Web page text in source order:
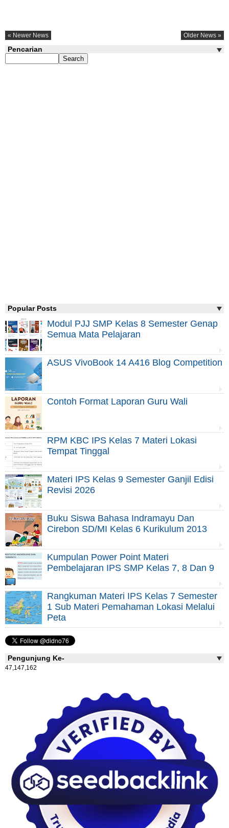
« Newer News Older News »
Pencarian
Popular Posts
Modul PJJ SMP Kelas 8 Semester Genap
Semua Mata Pelajaran
ASUS VivoBook 14 A416 Blog Competition
Contoh Format Laporan Guru Wali
RPM KBC IPS Kelas 7 Materi Lokasi
Tempat Tinggal
Materi IPS Kelas 9 Semester Ganjil Edisi
Revisi 2026
Buku Siswa Bahasa Indramayu Dan
Cirebon SD/MI Kelas 6 Kurikulum 2013
Kumpulan Power Point Materi
Pembelajaran IPS SMP Kelas 7, 8 Dan 9
Rangkuman Materi IPS Kelas 7 Semester
1 Sub Materi Pemahaman Lokasi Melalui
Peta
Pengunjung Ke-
47,147,162